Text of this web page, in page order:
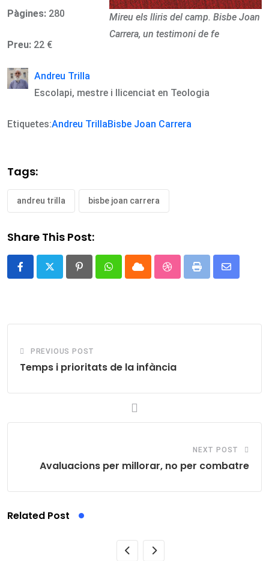
Mireu els lliris del camp. Bisbe Joan
Carrera, un testimoni de fe
Pàgines: 280
Preu: 22 €
Andreu Trilla
Escolapi, mestre i llicenciat en Teologia
Etiquetes:Andreu TrillaBisbe Joan Carrera
Tags:
andreu trilla bisbe joan carrera
Share This Post:
PinterestWhatsappCloud StumbleUpon
Print
Share
PREVIOUS POST
Temps i prioritats de la infància
NEXT POST
Avaluacions per millorar, no per combatre
Related Post